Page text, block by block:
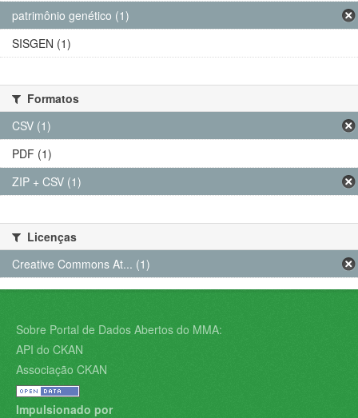
patrimônio genético (1)
SISGEN (1)
Formatos
CSV (1)
PDF (1)
ZIP + CSV (1)
Licenças
Creative Commons At... (1)
Sobre Portal de Dados Abertos do MMA:
API do CKAN
Associação CKAN
Impulsionado por